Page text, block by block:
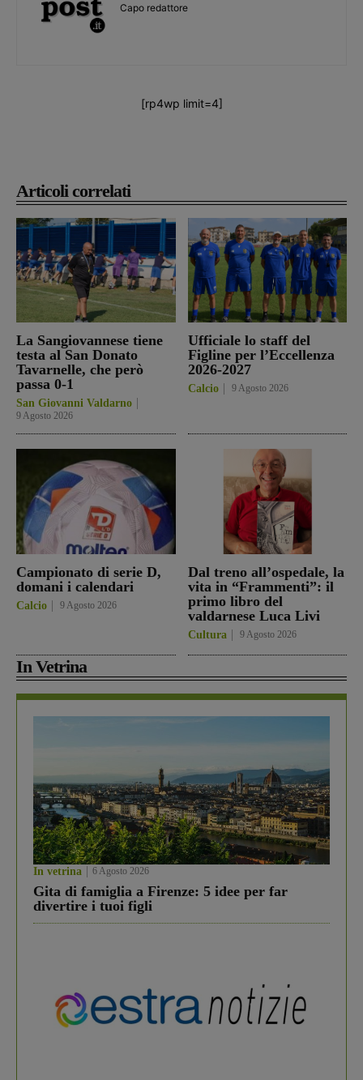
Articoli correlati
La Sangiovannese tiene
testa al San Donato
Tavarnelle, che però
passa 0-1
San Giovanni Valdarno
9 Agosto 2026
Ufficiale lo staff del
Figline per l’Eccellenza
2026-2027
Calcio 9 Agosto 2026
Campionato di serie D,
domani i calendari
Calcio 9 Agosto 2026
Dal treno all’ospedale, la
vita in “Frammenti”: il
primo libro del
valdarnese Luca Livi
Cultura 9 Agosto 2026
In Vetrina
In vetrina 6 Agosto 2026
Gita di famiglia a Firenze: 5 idee per far
divertire i tuoi figli
Capo redattore
[rp4wp limit=4]